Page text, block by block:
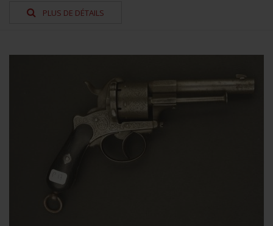
PLUS DE DÉTAILS